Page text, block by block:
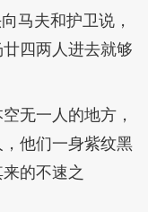
马夫和护卫说，
四两人进去就够
无一人的地方，
他们一身紫纹黑
的不速之